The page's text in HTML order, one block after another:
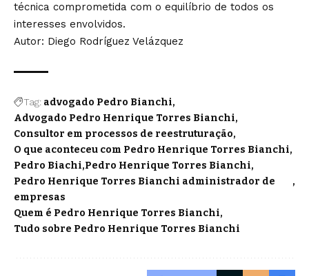
técnica comprometida com o equilíbrio de todos os
interesses envolvidos.
Autor: Diego Rodríguez Velázquez
Tag: advogado Pedro Bianchi
Advogado Pedro Henrique Torres Bianchi
Consultor em processos de reestruturação
O que aconteceu com Pedro Henrique Torres Bianchi
Pedro Biachi Pedro Henrique Torres Bianchi
Pedro Henrique Torres Bianchi administrador de
empresas
Quem é Pedro Henrique Torres Bianchi
Tudo sobre Pedro Henrique Torres Bianchi